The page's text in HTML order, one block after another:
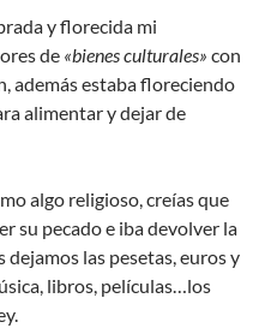
y florecida mi
de «bienes culturales» con
además estaba floreciendo
alimentar y dejar de
algo religioso, creías que
su pecado e iba devolver la
las pesetas, euros y
libros, películas…los